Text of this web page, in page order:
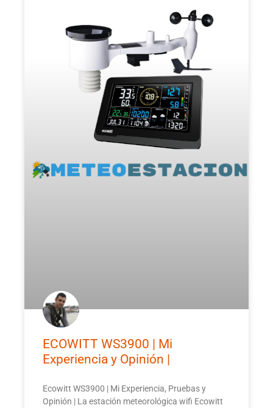
ECOWITT WS3900 | Mi
Experiencia y Opinión |
Ecowitt WS3900 | Mi Experiencia, Pruebas y
Opinión | La estación meteorológica wifi Ecowitt